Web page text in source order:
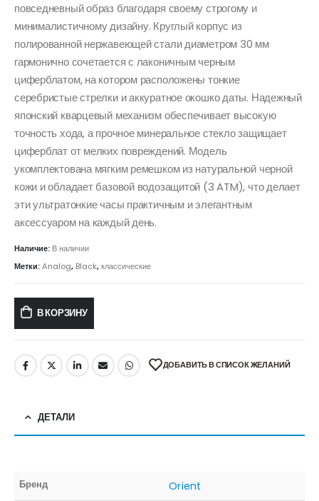
повседневный образ благодаря своему строгому и
минималистичному дизайну. Круглый корпус из
полированной нержавеющей стали диаметром 30 мм
гармонично сочетается с лаконичным черным
циферблатом, на котором расположены тонкие
серебристые стрелки и аккуратное окошко даты. Надежный
японский кварцевый механизм обеспечивает высокую
точность хода, а прочное минеральное стекло защищает
циферблат от мелких повреждений. Модель
укомплектована мягким ремешком из натуральной черной
кожи и обладает базовой водозащитой (3 ATM), что делает
эти ультратонкие часы практичным и элегантным
аксессуаром на каждый день.
Наличие: В наличии
Метки:Analog, Black,классические
В КОРЗИНУ
ДОБАВИТЬ В СПИСОК ЖЕЛАНИЙ
ДЕТАЛИ
Бренд Orient